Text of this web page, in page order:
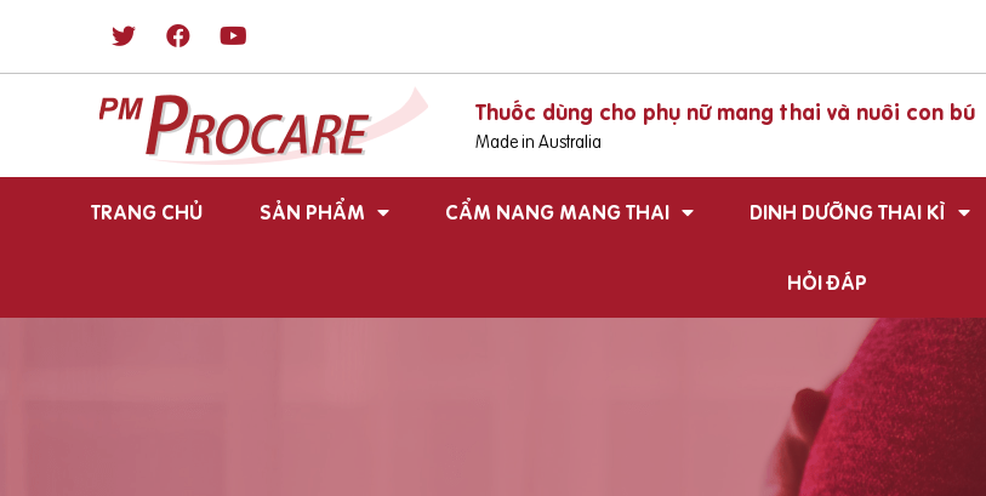
Thuốc dùng cho phụ nữ mang thai và nuôi con bú
Made in Australia
TRANG CHỦ SẢN PHẨM CẨM NANG MANG THAI DINH DƯỠNG THAI KÌ
HỎI ĐÁP